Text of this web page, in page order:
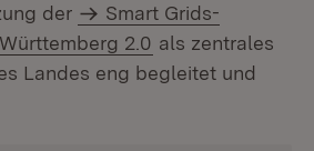
der
Smart Grids-
2.0 als zentrales
Landes eng begleitet und